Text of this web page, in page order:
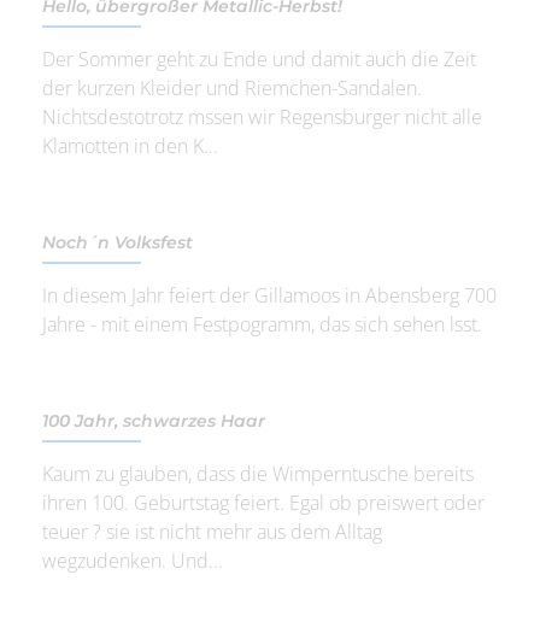
Hello, übergroßer Metallic-Herbst!
Der Sommer geht zu Ende und damit auch die Zeit
der kurzen Kleider und Riemchen-Sandalen.
Nichtsdestotrotz mssen wir Regensburger nicht alle
Klamotten in den K...
Noch´n Volksfest
In diesem Jahr feiert der Gillamoos in Abensberg 700
Jahre - mit einem Festpogramm, das sich sehen lsst.
100 Jahr, schwarzes Haar
Kaum zu glauben, dass die Wimperntusche bereits
ihren 100. Geburtstag feiert. Egal ob preiswert oder
teuer ? sie ist nicht mehr aus dem Alltag
wegzudenken. Und...